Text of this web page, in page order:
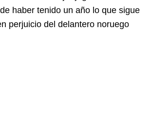
haber tenido un año lo que sigue
perjuicio del delantero noruego